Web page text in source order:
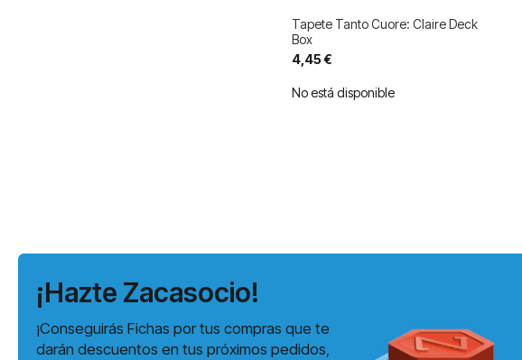
Tapete Tanto Cuore: Claire Deck
Box
4,45 €
No está disponible
¡Hazte Zacasocio!
¡Conseguirás Fichas por tus compras que te
darán descuentos en tus próximos pedidos,